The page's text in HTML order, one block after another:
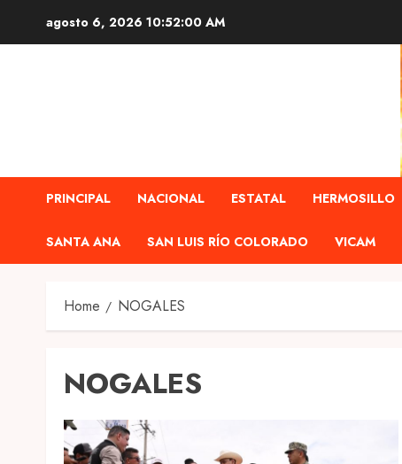
agosto 6, 2026 10:52:01 AM
PRINCIPAL NACIONAL ESTATAL HERMOSILLO
SANTA ANA SAN LUIS RÍO COLORADO VICAM
Home NOGALES
NOGALES